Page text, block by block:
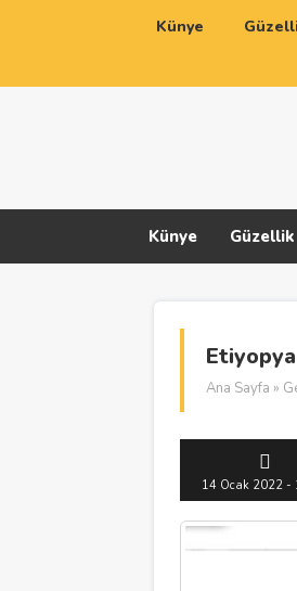
Künye
Künye Güzellik
Ana Sayfa »
14 Ocak 2022 -